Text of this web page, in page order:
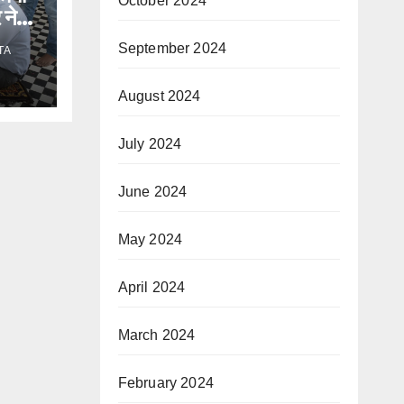
ने
September 2024
August 2024
July 2024
June 2024
May 2024
April 2024
March 2024
February 2024